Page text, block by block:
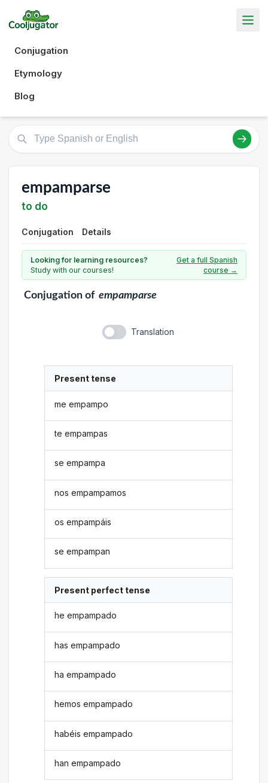
Conjugation
Etymology
Blog
empamparse
to do
Conjugation Details
Looking for learning resources?
Study with our courses!
Get a full Spanish
course →
Conjugationof empamparse
Translation
Present tense
me empampo
te empampas
se empampa
nos empampamos
os empampáis
se empampan
Present perfect tense
he empampado
has empampado
ha empampado
hemos empampado
habéis empampado
han empampado